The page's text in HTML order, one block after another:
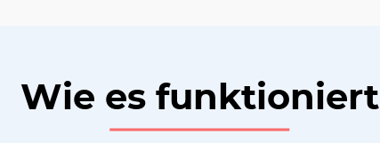
Wie es funktioniert